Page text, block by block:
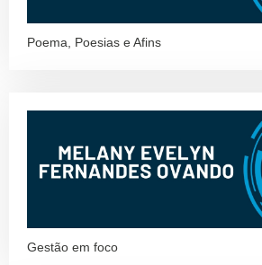
Poema, Poesias e Afins
Gestão em foco